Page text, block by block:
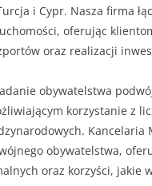
i Cypr. Nasza firma
oferując
oraz realizacji
obywatelstwa
korzystanie z
Kancelaria
obywatelstwa,
oraz korzyści, jakie